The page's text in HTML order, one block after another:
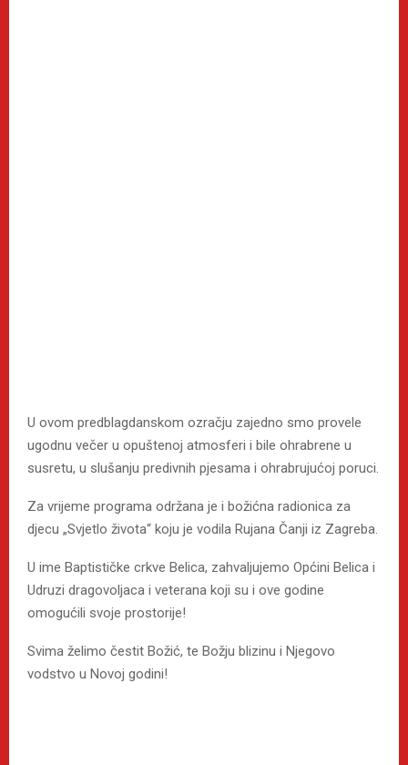
U ovom predblagdanskom ozračju zajedno smo provele
ugodnu večer u opuštenoj atmosferi i bile ohrabrene u
susretu, u slušanju predivnih pjesama i ohrabrujućoj poruci.
Za vrijeme programa održana je i božićna radionica za
djecu „Svjetlo života“ koju je vodila Rujana Čanji iz Zagreba.
U ime Baptističke crkve Belica, zahvaljujemo Općini Belica i
Udruzi dragovoljaca i veterana koji su i ove godine
omogućili svoje prostorije!
Svima želimo čestit Božić, te Božju blizinu i Njegovo
vodstvo u Novoj godini!